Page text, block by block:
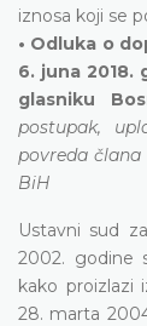
iznosa koji se
• Odluka o
6. juna 2018.
glasniku
postupak,
povreda člana
BiH
Ustavni sud
2002. godine
kako proizlazi
28. marta